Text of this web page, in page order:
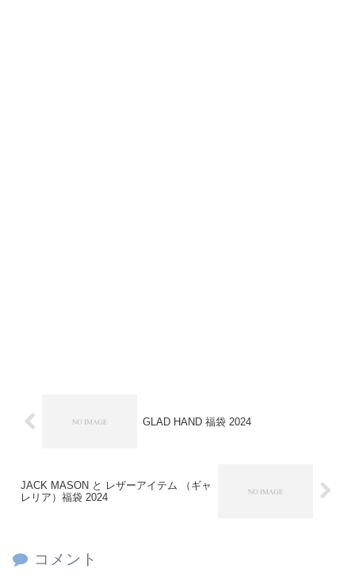
GLAD HAND 福袋 2024
JACK MASON と レザーアイテム （ギャ
レリア）福袋 2024
コメント